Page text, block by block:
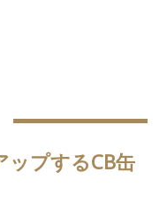
ップするCB缶